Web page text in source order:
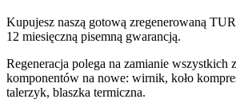
Kupujesz naszą gotową zregenerowaną
12 miesięczną pisemną gwarancją.
Regeneracja polega na zamianie wszystkich
komponentów na nowe: wirnik, koło
talerzyk, blaszka termiczna.